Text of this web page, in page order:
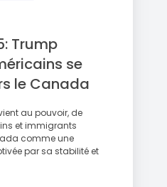
Trump
se
le Canada
au pouvoir, de
et immigrants
comme une
par sa stabilité et